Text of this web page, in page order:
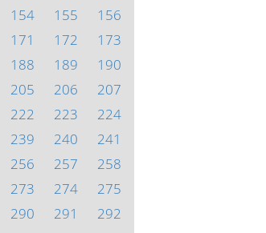
154 155
156
171 172
173
188 189
190
205 206
207
222 223
224
239 240
241
256 257
258
273 274
275
290 291
292